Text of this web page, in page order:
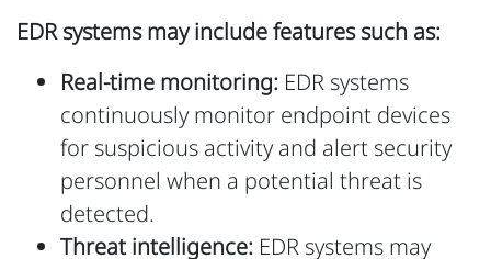
EDR systems may include features such as:
Real-time monitoring: EDR systems
continuously monitor endpoint devices
for suspicious activity and alert security
personnel when a potential threat is
detected.
Threat intelligence: EDR systems may